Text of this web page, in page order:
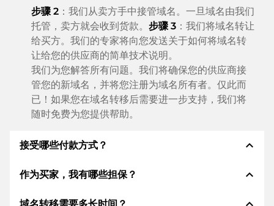
步骤 2 ：我们从卖方手中接管域名。一旦域名由我们
托管，卖方就会收到货款。 步骤 3 ：我们将域名转让
给买方。我们的专家将向您发送关于如何将域名转
让给您的供应商的简单技术说明。
我们为您解答所有问题。我们将确保您的供应商接
管您的新域名，并将您注册为域名所有者。仅此而
已！如果您在域名转移后需要进一步支持，我们将
随时免费为您提供帮助。
接受哪些付款方式？ expand_less
我们使用 SEPA 作为预付费，并使用 STRIPE 作为支
作为买家，我有哪些担保？ expand_less